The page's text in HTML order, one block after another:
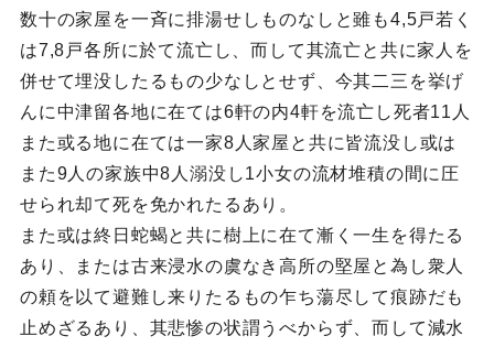
数十の家屋を一斉に排湯せしものなしと雖も4,5戸若く
は7,8戸各所に於て流亡し、而して其流亡と共に家人を
併せて埋没したるもの少なしとせず、今其二三を挙げ
んに中津留各地に在ては6軒の内4軒を流亡し死者11人
また或る地に在ては一家8人家屋と共に皆流没し或は
また9人の家族中8人溺没し1小女の流材堆積の間に圧
せられ却て死を免かれたるあり。
また或は終日蛇蝎と共に樹上に在て漸く一生を得たる
あり、または古来浸水の虞なき高所の堅屋と為し衆人
の頼を以て避難し来りたるもの乍ち蕩尽して痕跡だも
止めざるあり、其悲惨の状謂うべからず、而して減水